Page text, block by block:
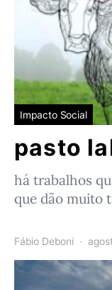
Impacto Social
pasto
há trabalhos
que dão muito
Fábio Deboni